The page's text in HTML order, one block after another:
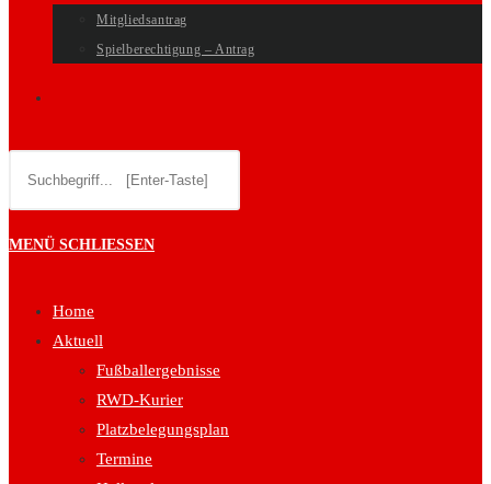
Mitgliedsantrag
Spielberechtigung – Antrag
UMSCHALTEN
MENÜ SCHLIESSEN
Home
Aktuell
Fußballergebnisse
RWD-Kurier
Platzbelegungsplan
Termine